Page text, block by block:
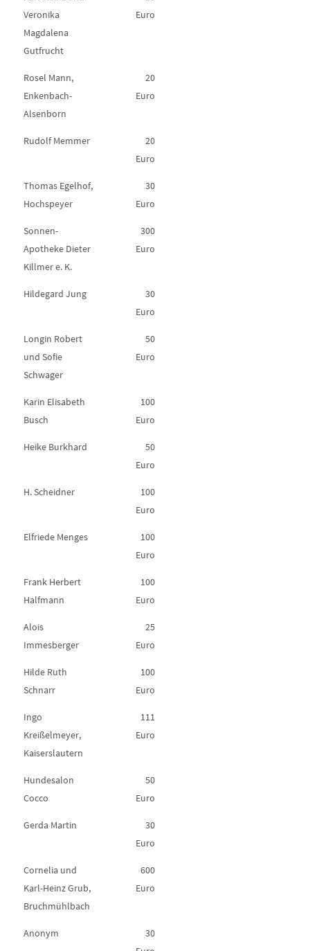
Veronika
Magdalena
Gutfrucht
Euro
Rosel Mann,
Enkenbach-
Alsenborn
20
Euro
Rudolf Memmer
20
Euro
Thomas Egelhof,
Hochspeyer
30
Euro
Sonnen-
Apotheke Dieter
Killmer e. K.
300
Euro
Hildegard Jung
30
Euro
Longin Robert
und Sofie
Schwager
50
Euro
Karin Elisabeth
Busch
100
Euro
Heike Burkhard
50
Euro
H. Scheidner
100
Euro
Elfriede Menges
100
Euro
Frank Herbert
Halfmann
100
Euro
Alois
Immesberger
25
Euro
Hilde Ruth
Schnarr
100
Euro
Ingo
Kreißelmeyer,
Kaiserslautern
111
Euro
Hundesalon
Cocco
50
Euro
Gerda Martin
30
Euro
Cornelia und
Karl-Heinz Grub,
Bruchmühlbach
600
Euro
Anonym
30